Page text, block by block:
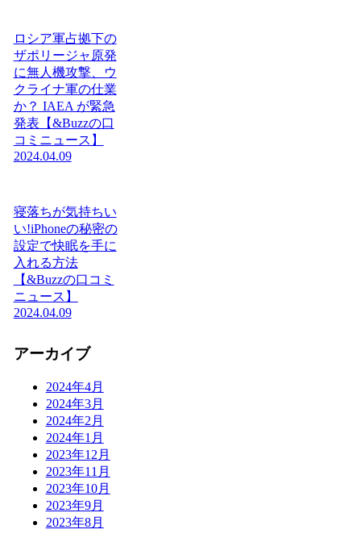
ロシア軍占拠下の
ザポリージャ原発
に無人機攻撃、ウ
クライナ軍の仕業
か？ IAEA が緊急
発表【&Buzzの口
コミニュース】
2024.04.09
寝落ちが気持ちい
い!iPhoneの秘密の
設定で快眠を手に
入れる方法
【&Buzzの口コミ
ニュース】
2024.04.09
アーカイブ
2024年4月
2024年3月
2024年2月
2024年1月
2023年12月
2023年11月
2023年10月
2023年9月
2023年8月